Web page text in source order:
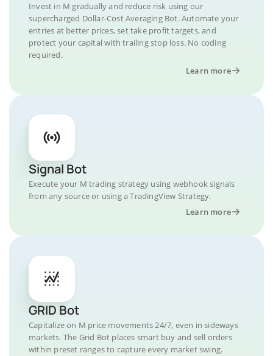
Invest in M gradually and reduce risk using our
supercharged Dollar-Cost Averaging Bot. Automate your
entries at better prices, set take profit targets, and
protect your capital with trailing stop loss. No coding
required.
Learn more
Signal Bot
Execute your M trading strategy using webhook signals
from any source or using a TradingView Strategy.
Learn more
GRID Bot
Capitalize on M price movements 24/7, even in sideways
markets. The Grid Bot places smart buy and sell orders
within preset ranges to capture every market swing.